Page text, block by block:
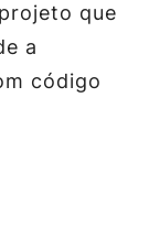
que
a
código